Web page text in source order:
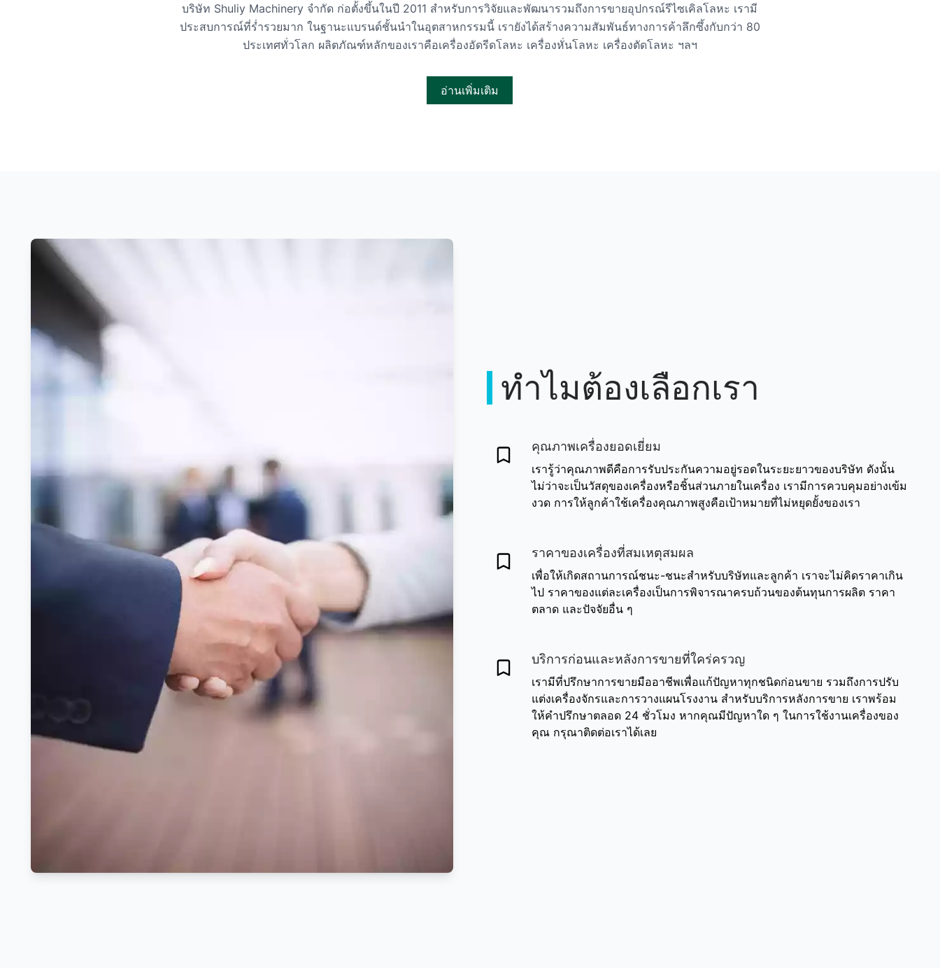
บริษัท Shuliy Machinery จำกัด ก่อตั้งขึ้นในปี 2011 สำหรับการวิจัยและพัฒนารวมถึงการขายอุปกรณ์รีไซเคิลโลหะ เรามี
ประสบการณ์ที่ร่ำรวยมาก ในฐานะแบรนด์ชั้นนำในอุตสาหกรรมนี้ เรายังได้สร้างความสัมพันธ์ทางการค้าลึกซึ้งกับกว่า 80
ประเทศทั่วโลก ผลิตภัณฑ์หลักของเราคือเครื่องอัดรีดโลหะ เครื่องหั่นโลหะ เครื่องตัดโลหะ ฯลฯ
อ่านเพิ่มเติม
ทำไมต้องเลือกเรา
คุณภาพเครื่องยอดเยี่ยม
เรารู้ว่าคุณภาพดีคือการรับประกันความอยู่รอดในระยะยาวของบริษัท ดังนั้น
ไม่ว่าจะเป็นวัสดุของเครื่องหรือชิ้นส่วนภายในเครื่อง เรามีการควบคุมอย่างเข้ม
งวด การให้ลูกค้าใช้เครื่องคุณภาพสูงคือเป้าหมายที่ไม่หยุดยั้งของเรา
ราคาของเครื่องที่สมเหตุสมผล
เพื่อให้เกิดสถานการณ์ชนะ-ชนะสำหรับบริษัทและลูกค้า เราจะไม่คิดราคาเกิน
ไป ราคาของแต่ละเครื่องเป็นการพิจารณาครบถ้วนของต้นทุนการผลิต ราคา
ตลาด และปัจจัยอื่น ๆ
บริการก่อนและหลังการขายที่ใคร่ครวญ
เรามีที่ปรึกษาการขายมืออาชีพเพื่อแก้ปัญหาทุกชนิดก่อนขาย รวมถึงการปรับ
แต่งเครื่องจักรและการวางแผนโรงงาน สำหรับบริการหลังการขาย เราพร้อม
ให้คำปรึกษาตลอด 24 ชั่วโมง หากคุณมีปัญหาใด ๆ ในการใช้งานเครื่องของ
คุณ กรุณาติดต่อเราได้เลย